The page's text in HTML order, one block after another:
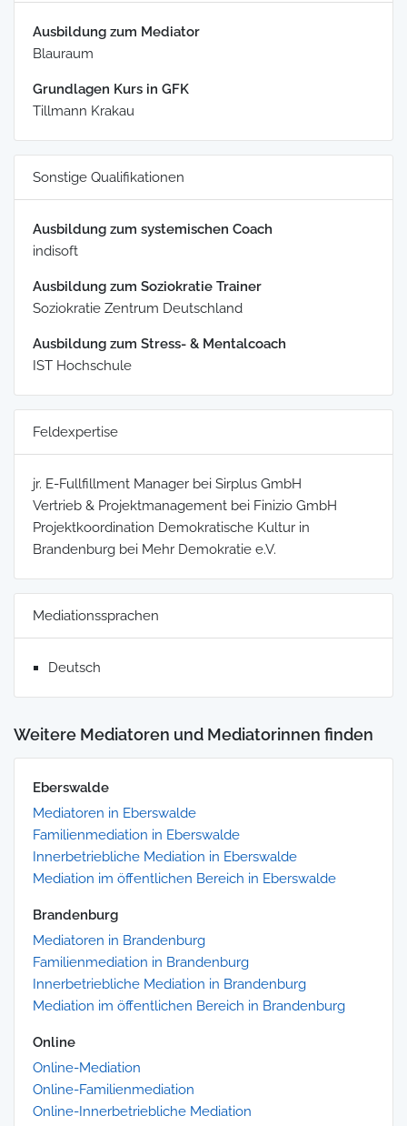
Ausbildung zum Mediator
Blauraum
Grundlagen Kurs in GFK
Tillmann Krakau
Sonstige Qualifikationen
Ausbildung zum systemischen Coach
indisoft
Ausbildung zum Soziokratie Trainer
Soziokratie Zentrum Deutschland
Ausbildung zum Stress- & Mentalcoach
IST Hochschule
Feldexpertise
jr. E-Fullfillment Manager bei Sirplus GmbH
Vertrieb & Projektmanagement bei Finizio GmbH
Projektkoordination Demokratische Kultur in
Brandenburg bei Mehr Demokratie e.V.
Mediationssprachen
Deutsch
Weitere Mediatoren und Mediatorinnen finden
Eberswalde
Mediatoren in Eberswalde
Familienmediation in Eberswalde
Innerbetriebliche Mediation in Eberswalde
Mediation im öffentlichen Bereich in Eberswalde
Brandenburg
Mediatoren in Brandenburg
Familienmediation in Brandenburg
Innerbetriebliche Mediation in Brandenburg
Mediation im öffentlichen Bereich in Brandenburg
Online
Online-Mediation
Online-Familienmediation
Online-Innerbetriebliche Mediation